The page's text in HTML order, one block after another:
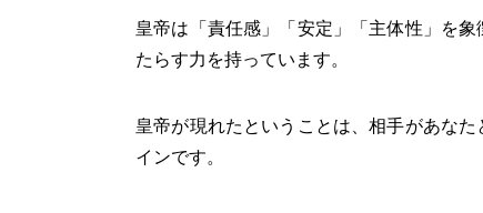
皇帝は「責任感」「安定」「主体性」を
たらす力を持っています。
皇帝が現れたということは、相手があな
インです。